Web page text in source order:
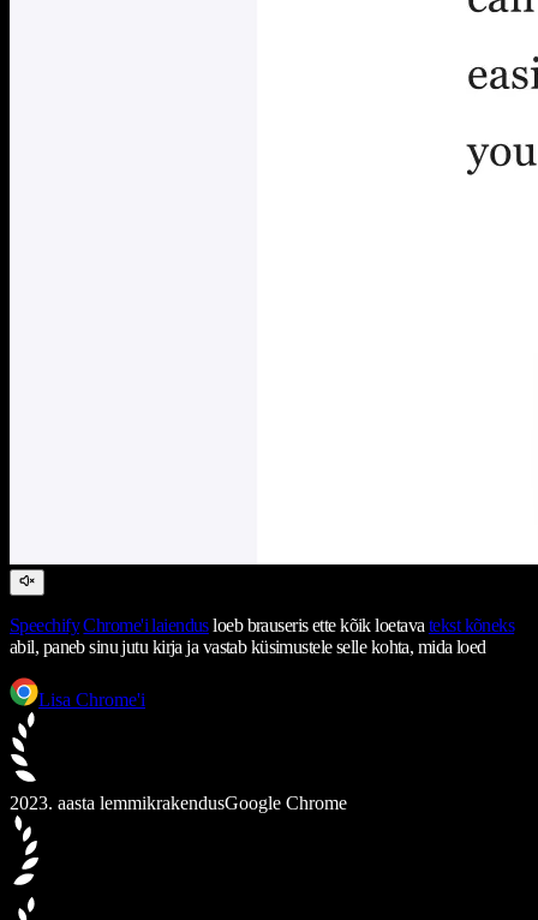
Speechify Chrome'i laiendusloeb brauseris ette kõik loetava tekst kõneks
abil, paneb sinu jutu kirja ja vastab küsimustele selle kohta, mida loed
Lisa Chrome'i
2023. aasta lemmikrakendusGoogle Chrome